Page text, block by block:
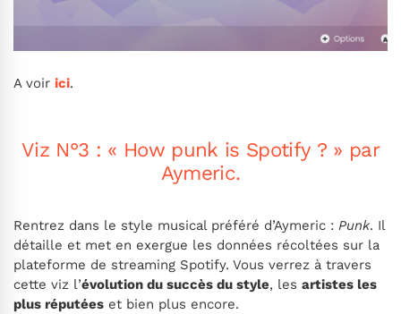
A voir ici.
Viz N°3 : « How punk is Spotify ? » par
Aymeric.
Rentrez dans le style musical préféré d’Aymeric : Punk. Il
détaille et met en exergue les données récoltées sur la
plateforme de streaming Spotify. Vous verrez à travers
cette viz l’évolution du succès du style, les artistes les
plus réputées et bien plus encore.